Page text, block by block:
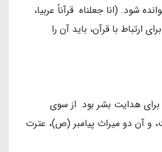
شود. (انا جعلناه قرآناً عربيا،
براى ارتباط با قرآن، بايد آن را
هدايت بشر بود از سوى
و آن دو ميراث پيامبر (ص)، عترت